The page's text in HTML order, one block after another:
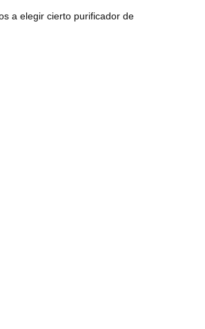
a elegir cierto purificador de